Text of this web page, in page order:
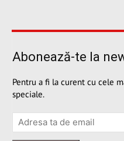
Abonează-te la
Pentru a fi la curent cu cele
speciale.